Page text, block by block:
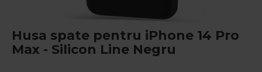
Husa spate pentru iPhone 14 Pro
Max - Silicon Line Negru